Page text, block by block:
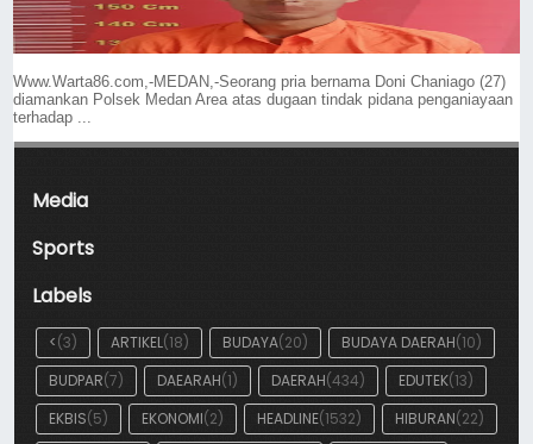
Www.Warta86.com,-MEDAN,-Seorang pria bernama Doni Chaniago (27)
diamankan Polsek Medan Area atas dugaan tindak pidana penganiayaan
terhadap ...
Media
Sports
Labels
<(3) ARTIKEL(18) BUDAYA(20) BUDAYA DAERAH(10)
BUDPAR(7) DAEARAH(1) DAERAH(434) EDUTEK(13)
EKBIS(5) EKONOMI(2) HEADLINE(1532) HIBURAN(22)